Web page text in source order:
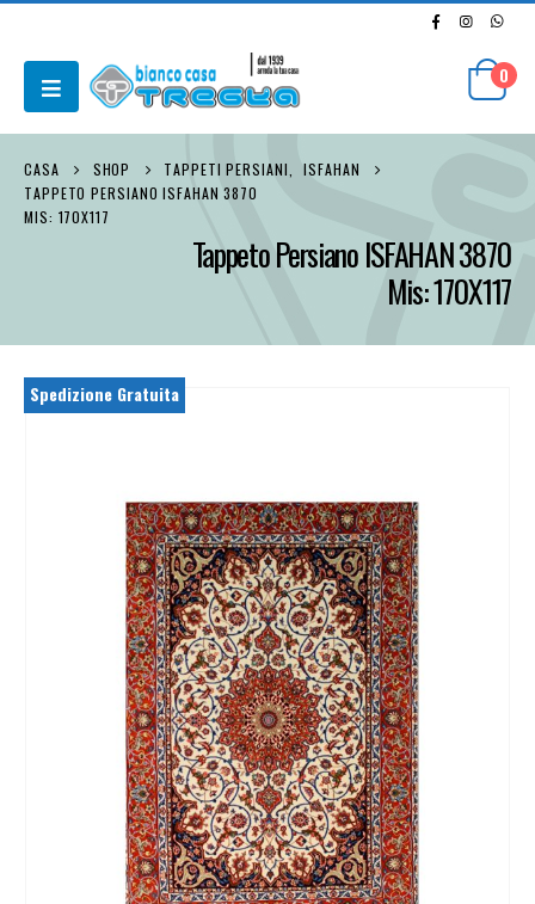
0
CASA SHOP TAPPETI PERSIANI
ISFAHAN
TAPPETO PERSIANO ISFAHAN 3870
MIS: 170X117
Tappeto Persiano ISFAHAN 3870
Mis: 170X117
Spedizione Gratuita